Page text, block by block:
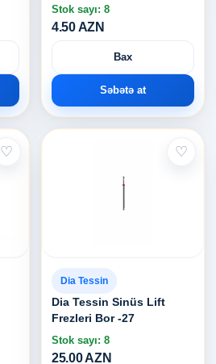
Stok sayı: 8
4.50 AZN
Bax
Səbətə at
♡ ♡
Dia Tessin
Dia Tessin Sinüs Lift
Frezleri Bor -27
Stok sayı: 8
25.00 AZN